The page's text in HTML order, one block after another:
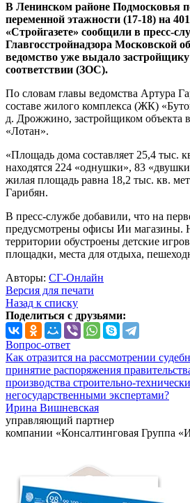
В Ленинском районе Подмосковья
переменной этажности (17-18) на
«Стройгазете» сообщили в пресс-
Главгосстройнадзора Московской
ведомство уже выдало
соответствии (ЗОС).
По словам главы ведомства Артура
составе жилого комплекса (ЖК)
д. Дрожжино, застройщиком объекта
«Лотан».
«Площадь дома составляет 25,4 тыс.
находятся 224 «однушки», 83
жилая площадь равна 18,2 тыс. кв.
Гарибян.
В пресс-службе добавили, что на
предусмотрены офисы Ии магазины.
территории обустроены детские
площадки, места для отдыха,
Авторы: СГ-Онлайн
Версия для печати
Назад к списку
Поделиться с друзьями:
Вопрос-ответ
Как отразится на рассмотрении
принятие распоряжения
производства строительно-
негосударственными экспертами?
Ирина Вишневская
управляющий партнер
компании «Консалтинговая Группа